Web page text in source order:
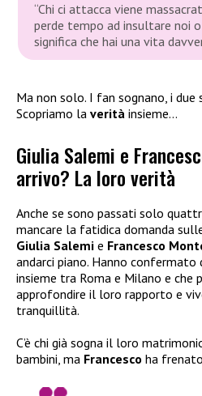
“Chi ci attacca viene
perde tempo ad insultare noi
significa che hai una vita
Ma non solo. I fan sognano, i
Scopriamo la verità insieme…
Giulia Salemi e
arrivo? La loro verità
Anche se sono passati solo
mancare la fatidica domanda
Giulia Salemi e Francesco
andarci piano. Hanno
insieme tra Roma e Milano e che
approfondire il loro rapporto e
tranquillità.
C’è chi già sogna il loro
bambini, ma Francesco ha